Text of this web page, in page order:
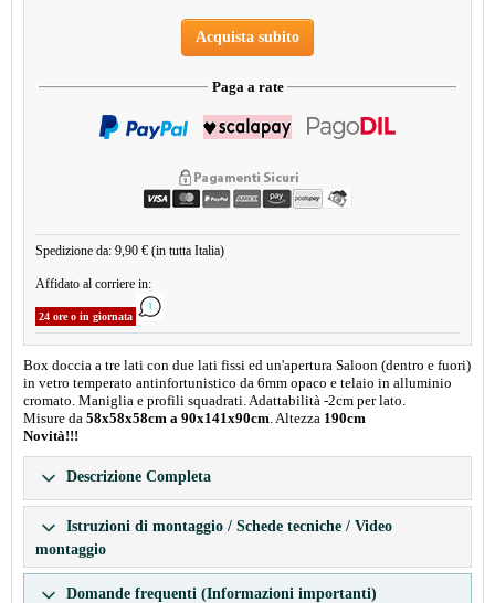
Acquista subito
Paga a rate
Spedizione da: 9,90 € (in tutta Italia)
Affidato al corriere in:
24 ore o in giornata
Box doccia a tre lati con due lati fissi ed un'apertura Saloon (dentro e fuori)
in vetro temperato antinfortunistico da 6mm opaco e telaio in alluminio
cromato. Maniglia e profili squadrati. Adattabilità -2cm per lato.
Misure da 58x58x58cm a 90x141x90cm . Altezza 190cm
Novità!!!
Descrizione Completa
Istruzioni di montaggio / Schede tecniche / Video
montaggio
Domande frequenti (Informazioni importanti)